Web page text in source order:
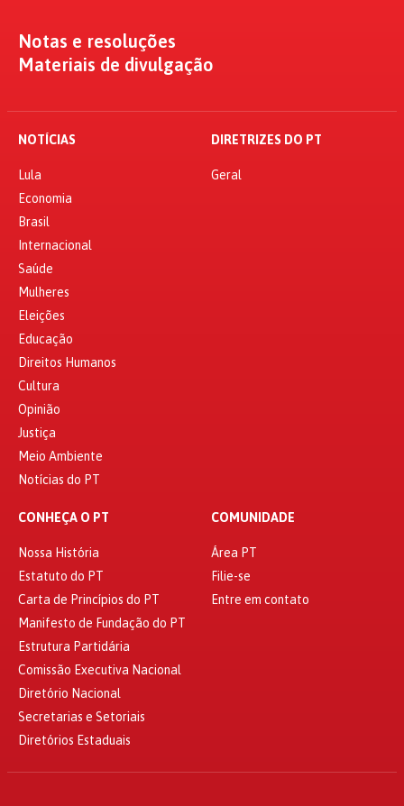
Notas e resoluções
Materiais de divulgação
NOTÍCIAS
Lula
Economia
Brasil
Internacional
Saúde
Mulheres
Eleições
Educação
Direitos Humanos
Cultura
Opinião
Justiça
Meio Ambiente
Notícias do PT
DIRETRIZES DO PT
Geral
CONHEÇA O PT
Nossa História
Estatuto do PT
Carta de Princípios do PT
Manifesto de Fundação do PT
Estrutura Partidária
Comissão Executiva Nacional
Diretório Nacional
Secretarias e Setoriais
Diretórios Estaduais
COMUNIDADE
Área PT
Filie-se
Entre em contato